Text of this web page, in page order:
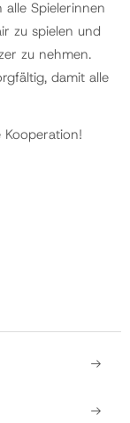
Spielerinnen
zu spielen und
zu nehmen.
damit alle